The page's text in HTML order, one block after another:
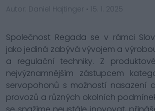
Autor: Daniel Hajtinger • 15. 1. 2025
Společnost Regada se v rámci
jako jediná zabývá vývojem a
a regulační techniky. Z
nejvýznamnějším zástupcem
servopohonů s možností nasazení
provozů a různých okolních